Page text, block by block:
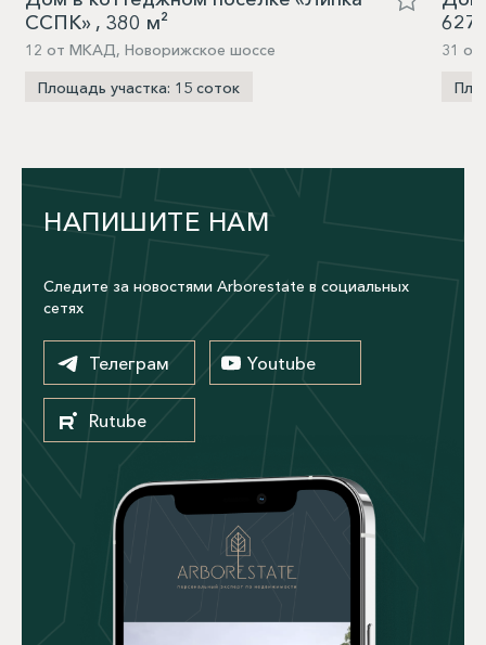
ССПК» , 380 м²
12 от МКАД, Новорижское шоссе
Площадь участка: 15 соток
31
НАПИШИТЕ НАМ
Следите за новостями Arborestate в социальных
сетях
Телеграм Youtube
Rutube